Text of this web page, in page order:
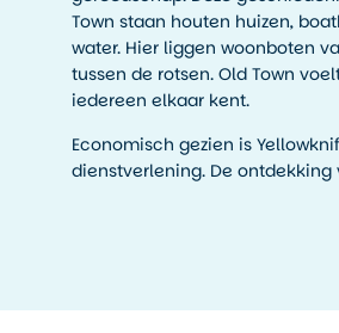
Town staan houten huizen,
water. Hier liggen woonboten
tussen de rotsen. Old Town
iedereen elkaar kent.
Economisch gezien is
dienstverlening. De